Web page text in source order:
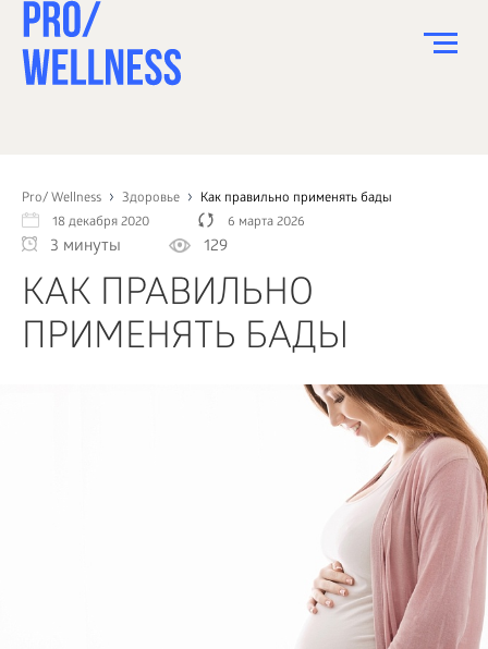
Pro/ Wellness Здоровье
Как правильно применять бады
18 декабря 2020
6 марта 2026
3 минуты 129
КАК ПРАВИЛЬНО
ПРИМЕНЯТЬ БАДЫ
СПОРТ
ЗДОРОВЬЕ
КРАСОТА
ПСИХОЛОГИЯ